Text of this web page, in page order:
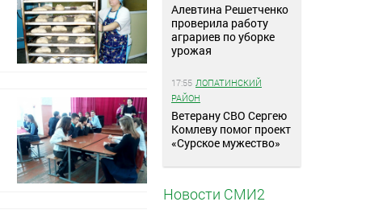
Алевтина Решетченко
проверила работу
аграриев по уборке
урожая
17:55 ЛОПАТИНСКИЙ
РАЙОН
Ветерану СВО Сергею
Комлеву помог проект
«Сурское мужество»
Новости СМИ2